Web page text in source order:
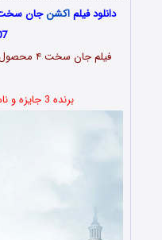
دانلود فیلماکشن
برنده 3 جایزه و نامزد دریافت 16 جایزه دیگر